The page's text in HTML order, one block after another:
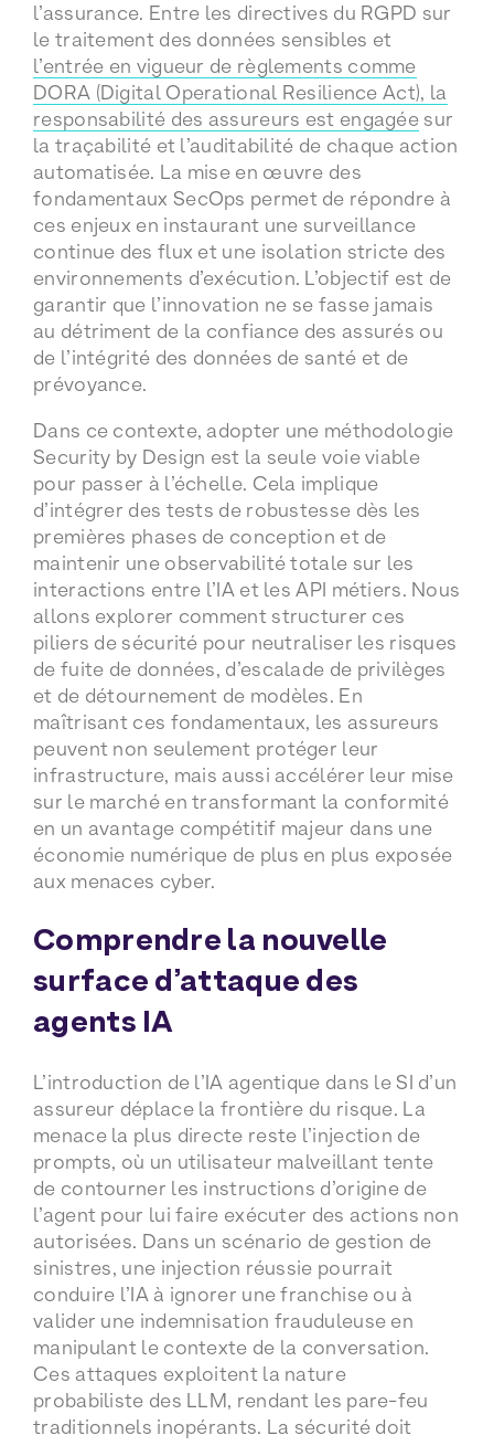
l’assurance. Entre les directives du RGPD sur
le traitement des données sensibles et
l’entrée en vigueur de règlements comme
DORA (Digital Operational Resilience Act), la
responsabilité des assureurs est engagée sur
la traçabilité et l’auditabilité de chaque action
automatisée. La mise en œuvre des
fondamentaux SecOps permet de répondre à
ces enjeux en instaurant une surveillance
continue des flux et une isolation stricte des
environnements d’exécution. L’objectif est de
garantir que l’innovation ne se fasse jamais
au détriment de la confiance des assurés ou
de l’intégrité des données de santé et de
prévoyance.
Dans ce contexte, adopter une méthodologie
Security by Design est la seule voie viable
pour passer à l’échelle. Cela implique
d’intégrer des tests de robustesse dès les
premières phases de conception et de
maintenir une observabilité totale sur les
interactions entre l’IA et les API métiers. Nous
allons explorer comment structurer ces
piliers de sécurité pour neutraliser les risques
de fuite de données, d’escalade de privilèges
et de détournement de modèles. En
maîtrisant ces fondamentaux, les assureurs
peuvent non seulement protéger leur
infrastructure, mais aussi accélérer leur mise
sur le marché en transformant la conformité
en un avantage compétitif majeur dans une
économie numérique de plus en plus exposée
aux menaces cyber.
Comprendre la nouvelle
surface d’attaque des
agents IA
L’introduction de l’IA agentique dans le SI d’un
assureur déplace la frontière du risque. La
menace la plus directe reste l’injection de
prompts, où un utilisateur malveillant tente
de contourner les instructions d’origine de
l’agent pour lui faire exécuter des actions non
autorisées. Dans un scénario de gestion de
sinistres, une injection réussie pourrait
conduire l’IA à ignorer une franchise ou à
valider une indemnisation frauduleuse en
manipulant le contexte de la conversation.
Ces attaques exploitent la nature
probabiliste des LLM, rendant les pare-feu
traditionnels inopérants. La sécurité doit